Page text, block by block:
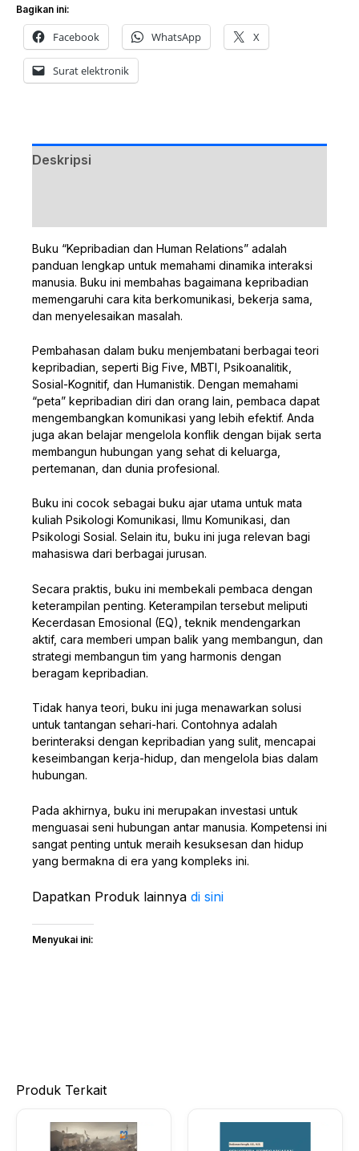
Bagikan ini:
Facebook WhatsApp X
Surat elektronik
Deskripsi
Buku “Kepribadian dan Human Relations” adalah
panduan lengkap untuk memahami dinamika interaksi
manusia. Buku ini membahas bagaimana kepribadian
memengaruhi cara kita berkomunikasi, bekerja sama,
dan menyelesaikan masalah.
Pembahasan dalam buku menjembatani berbagai teori
kepribadian, seperti Big Five, MBTI, Psikoanalitik,
Sosial-Kognitif, dan Humanistik. Dengan memahami
“peta” kepribadian diri dan orang lain, pembaca dapat
mengembangkan komunikasi yang lebih efektif. Anda
juga akan belajar mengelola konflik dengan bijak serta
membangun hubungan yang sehat di keluarga,
pertemanan, dan dunia profesional.
Buku ini cocok sebagai buku ajar utama untuk mata
kuliah Psikologi Komunikasi, Ilmu Komunikasi, dan
Psikologi Sosial. Selain itu, buku ini juga relevan bagi
mahasiswa dari berbagai jurusan.
Secara praktis, buku ini membekali pembaca dengan
keterampilan penting. Keterampilan tersebut meliputi
Kecerdasan Emosional (EQ), teknik mendengarkan
aktif, cara memberi umpan balik yang membangun, dan
strategi membangun tim yang harmonis dengan
beragam kepribadian.
Tidak hanya teori, buku ini juga menawarkan solusi
untuk tantangan sehari-hari. Contohnya adalah
berinteraksi dengan kepribadian yang sulit, mencapai
keseimbangan kerja-hidup, dan mengelola bias dalam
hubungan.
Pada akhirnya, buku ini merupakan investasi untuk
menguasai seni hubungan antar manusia. Kompetensi ini
sangat penting untuk meraih kesuksesan dan hidup
yang bermakna di era yang kompleks ini.
Dapatkan Produk lainnya di sini
Menyukai ini:
Produk Terkait